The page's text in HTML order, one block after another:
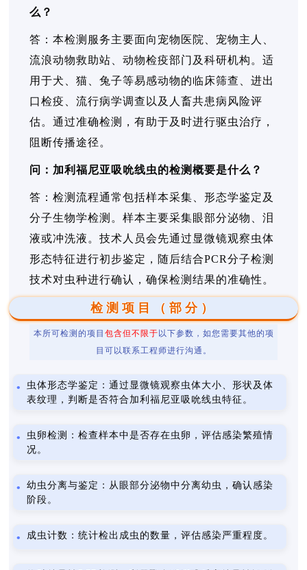
么？
答：本检测服务主要面向宠物医院、宠物主人、
流浪动物救助站、动物检疫部门及科研机构。适
用于犬、猫、兔子等易感动物的临床筛查、进出
口检疫、流行病学调查以及人畜共患病风险评
估。通过准确检测，有助于及时进行驱虫治疗，
阻断传播途径。
问：加利福尼亚吸吮线虫的检测概要是什么？
答：检测流程通常包括样本采集、形态学鉴定及
分子生物学检测。样本主要采集眼部分泌物、泪
液或冲洗液。技术人员会先通过显微镜观察虫体
形态特征进行初步鉴定，随后结合PCR分子检测
技术对虫种进行确认，确保检测结果的准确性。
检测项目（部分）
本所可检测的项目 包含但不限于 以下参数，如您需要其他的项
目可以联系工程师进行沟通。
虫体形态学鉴定：通过显微镜观察虫体大小、形状及体
表纹理，判断是否符合加利福尼亚吸吮线虫特征。
虫卵检测：检查样本中是否存在虫卵，评估感染繁殖情
况。
幼虫分离与鉴定：从眼部分泌物中分离幼虫，确认感染
阶段。
成虫计数：统计检出成虫的数量，评估感染严重程度。